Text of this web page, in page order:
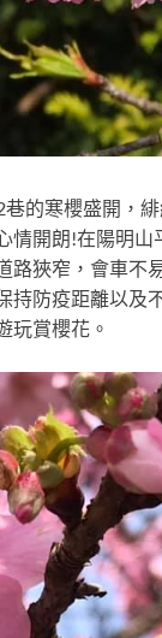
的寒櫻盛開，
情開朗!在陽明山
路狹窄，會車不
持防疫距離以及
玩賞櫻花。